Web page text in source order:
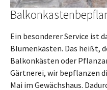
Ein besonderer Service ist
Blumenkästen. Das heißt,
Balkonkästen oder
Gärtnerei, wir bepflanzen
Mai im Gewächshaus.